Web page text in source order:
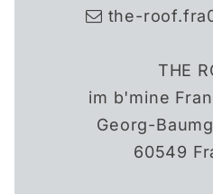
 the-
THE
im b'mine
Georg-
60549